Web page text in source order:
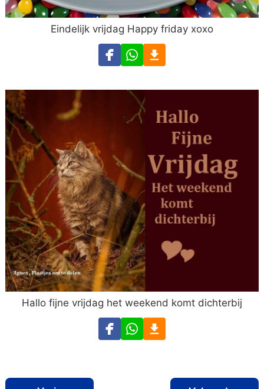
Eindelijk vrijdag Happy friday xoxo
Hallo fijne vrijdag het weekend komt dichterbij